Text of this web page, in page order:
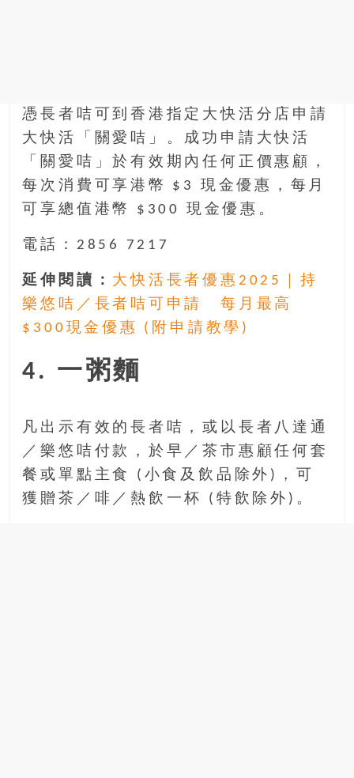
憑長者咭可到香港指定大快活分店申請
大快活「關愛咭」。成功申請大快活
「關愛咭」於有效期內任何正價惠顧，
每次消費可享港幣 $3 現金優惠，每月
可享總值港幣 $300 現金優惠。
電話：2856 7217
延伸閱讀： 大快活長者優惠2025｜持
樂悠咭／長者咭可申請 每月最高
$300現金優惠 (附申請教學)
4. 一粥麵
凡出示有效的長者咭，或以長者八達通
／樂悠咭付款，於早／茶市惠顧任何套
餐或單點主食 (小食及飲品除外)，可
獲贈茶／啡／熱飲一杯 (特飲除外)。